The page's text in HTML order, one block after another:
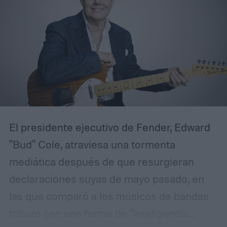
El presidente ejecutivo de Fender, Edward
"Bud" Cole, atraviesa una tormenta
mediática después de que resurgieran
declaraciones suyas de mayo pasado, en